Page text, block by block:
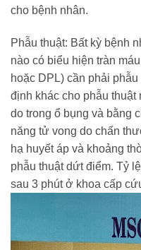
cho bệnh nhân.
Phẫu thuật: Bất kỳ bệnh
nào có biểu hiện tràn
hoặc DPL) cần phải
định khác cho phẫu
do trong ổ bụng và bằng
năng tử vong do chấn
hạ huyết áp và khoảng
phẫu thuật dứt điểm. Tỷ
sau 3 phút ở khoa cấp